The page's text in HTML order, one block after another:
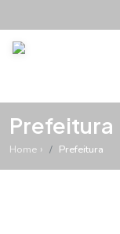
Prefeitura
Home Prefeitura